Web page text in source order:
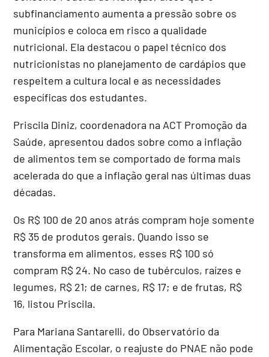
subfinanciamento aumenta a pressão sobre os
municípios e coloca em risco a qualidade
nutricional. Ela destacou o papel técnico dos
nutricionistas no planejamento de cardápios que
respeitem a cultura local e as necessidades
específicas dos estudantes.
Priscila Diniz, coordenadora na ACT Promoção da
Saúde, apresentou dados sobre como a inflação
de alimentos tem se comportado de forma mais
acelerada do que a inflação geral nas últimas duas
décadas.
Os R$ 100 de 20 anos atrás compram hoje somente
R$ 35 de produtos gerais. Quando isso se
transforma em alimentos, esses R$ 100 só
compram R$ 24. No caso de tubérculos, raízes e
legumes, R$ 21; de carnes, R$ 17; e de frutas, R$
16, listou Priscila.
Para Mariana Santarelli, do Observatório da
Alimentação Escolar, o reajuste do PNAE não pode